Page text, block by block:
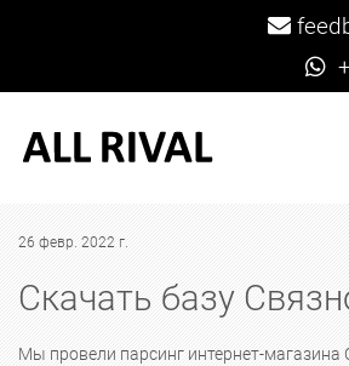
26 февр. 2022 г.
Скачать базу
Мы провели парсинг интернет-магазина